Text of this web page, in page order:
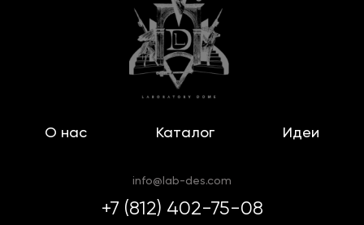
О нас Каталог Идеи
info@lab-des.com
+7 (812) 402-75-08